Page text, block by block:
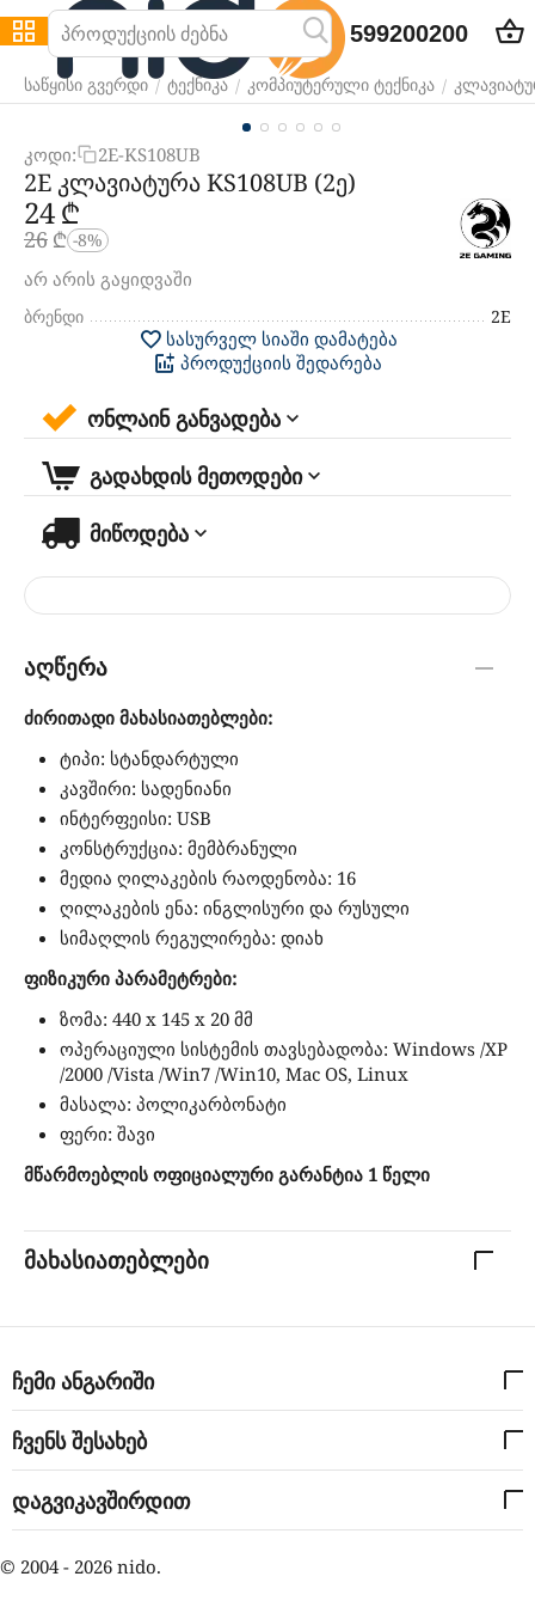
599200200
საწყისი გვერდი / ტექნიკა / კომპიუტერული ტექნიკა /
კოდი: 2E-KS108UB
2E კლავიატურა KS108UB (2ე)
‍24‍₾
‍26‍ ₾ -8%
არ არის გაყიდვაში
ბრენდი 2E
სასურველ სიაში დამატება
პროდუქციის შედარება
ონლაინ განვადება
გადახდის მეთოდები
მიწოდება
აღწერა
ძირითადი მახასიათებლები:
ტიპი: სტანდარტული
კავშირი: სადენიანი
ინტერფეისი: USB
კონსტრუქცია: მემბრანული
მედია ღილაკების რაოდენობა: 16
ღილაკების ენა: ინგლისური და რუსული
სიმაღლის რეგულირება: დიახ
ფიზიკური პარამეტრები:
ზომა: 440 x 145 x 20 მმ
ოპერაციული სისტემის თავსებადობა: Windows /XP
/2000 /Vista /Win7 /Win10, Mac OS, Linux
მასალა: პოლიკარბონატი
ფერი: შავი
მწარმოებლის ოფიციალური გარანტია 1 წელი
მახასიათებლები
ჩემი ანგარიში
ჩვენს შესახებ
დაგვიკავშირდით
© 2004 - 2026 nido.